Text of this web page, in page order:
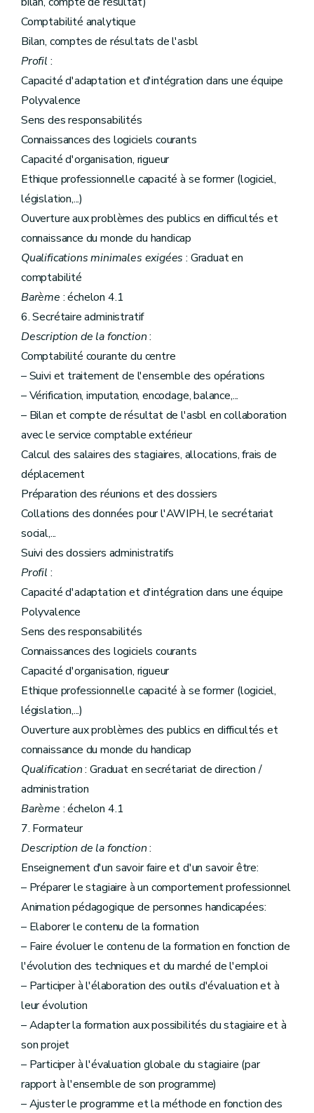
Comptabilité analytique
Bilan, comptes de résultats de l'asbl
Profil :
Capacité d'adaptation et d'intégration dans une équipe
Polyvalence
Sens des responsabilités
Connaissances des logiciels courants
Capacité d'organisation, rigueur
Ethique professionnelle capacité à se former (logiciel,
législation,...)
Ouverture aux problèmes des publics en difficultés et
connaissance du monde du handicap
Qualifications minimales exigées : Graduat en
comptabilité
Barème : échelon 4.1
6. Secrétaire administratif
Description de la fonction:
Comptabilité courante du centre
– Suivi et traitement de l'ensemble des opérations
– Vérification, imputation, encodage, balance,...
– Bilan et compte de résultat de l'asbl en collaboration
avec le service comptable extérieur
Calcul des salaires des stagiaires, allocations, frais de
déplacement
Préparation des réunions et des dossiers
Collations des données pour l'AWIPH, le secrétariat
social,...
Suivi des dossiers administratifs
Profil :
Capacité d'adaptation et d'intégration dans une équipe
Polyvalence
Sens des responsabilités
Connaissances des logiciels courants
Capacité d'organisation, rigueur
Ethique professionnelle capacité à se former (logiciel,
législation,...)
Ouverture aux problèmes des publics en difficultés et
connaissance du monde du handicap
Qualification: Graduat en secrétariat de direction /
administration
Barème : échelon 4.1
7. Formateur
Description de la fonction:
Enseignement d'un savoir faire et d'un savoir être:
– Préparer le stagiaire à un comportement professionnel
Animation pédagogique de personnes handicapées:
– Elaborer le contenu de la formation
– Faire évoluer le contenu de la formation en fonction de
l'évolution des techniques et du marché de l'emploi
– Participer à l'élaboration des outils d'évaluation et à
leur évolution
– Adapter la formation aux possibilités du stagiaire et à
son projet
– Participer à l'évaluation globale du stagiaire (par
rapport à l'ensemble de son programme)
– Ajuster le programme et la méthode en fonction des